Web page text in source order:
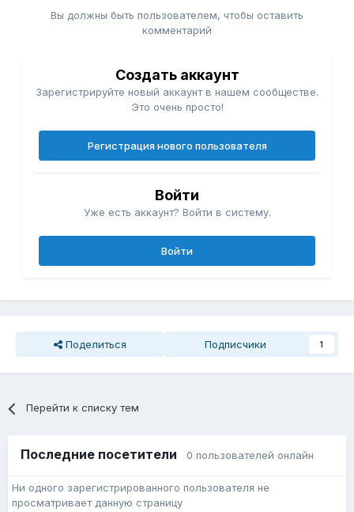
Вы должны быть пользователем, чтобы оставить
комментарий
Создать аккаунт
Зарегистрируйте новый аккаунт в нашем сообществе.
Это очень просто!
Регистрация нового пользователя
Войти
Уже есть аккаунт? Войти в систему.
Войти
Поделиться Подписчики 1
Перейти к списку тем
Последние посетители 0 пользователей онлайн
Ни одного зарегистрированного пользователя не
просматривает данную страницу